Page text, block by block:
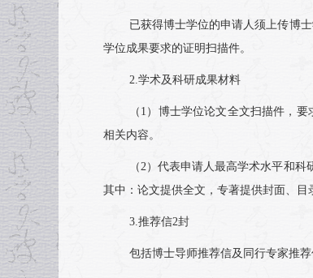
已获得博士学位的申请人须上传博
学位成果要求的证明扫描件。
2.学术及科研成果材料
（1）博士学位论文全文扫描件，
相关内容。
（2）代表申请人最高学术水平和
其中：论文提供全文，专著提供封面、目
3.推荐信2封
包括博士导师推荐信及同行专家推荐